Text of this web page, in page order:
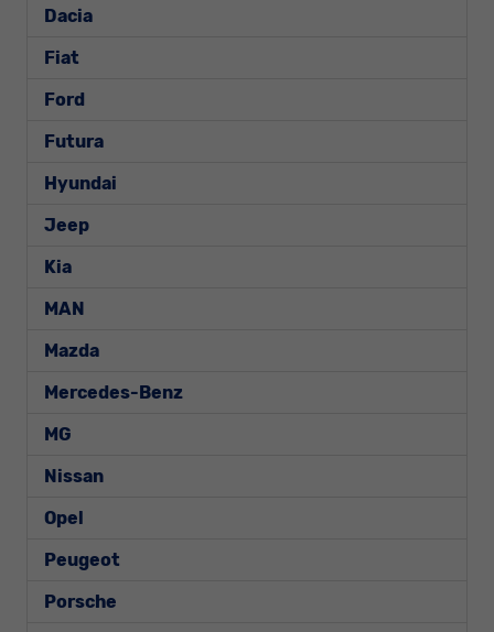
Dacia
Fiat
Ford
Futura
Hyundai
Jeep
Kia
MAN
Mazda
Mercedes-Benz
MG
Nissan
Opel
Peugeot
Porsche